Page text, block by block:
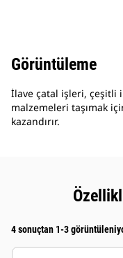
Görüntüleme
İlave çatal işleri, çeşitli
malzemeleri taşımak
kazandırır.
4 sonuçtan 1-3